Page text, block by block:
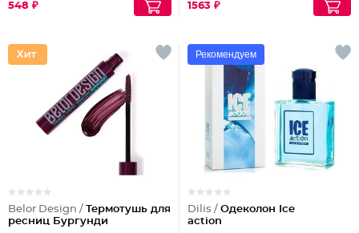
548 ₽ 1563 ₽
Belor Design / Термотушь для
ресниц Бургунди
Рекомендуем
Dilis / Одеколон Ice
action